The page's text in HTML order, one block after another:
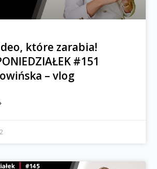
które zarabia!
#151
– vlog